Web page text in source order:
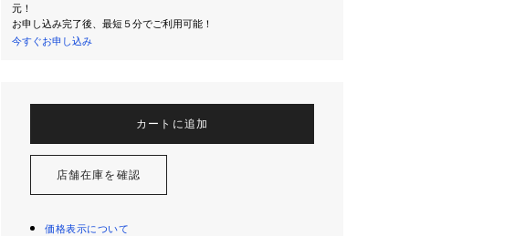
元！
お申し込み完了後、最短５分でご利用可能！
今すぐお申し込み
カートに追加
店舗在庫を確認
価格表示について